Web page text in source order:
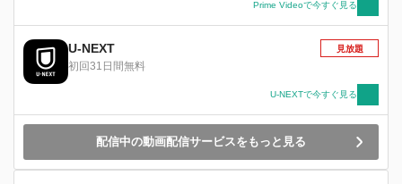
Prime Videoで今すぐ見る
U-NEXT
初回31日間無料
見放題
U-NEXTで今すぐ見る
配信中の動画配信サービスをもっと見る